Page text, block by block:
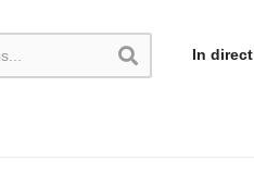
In direct